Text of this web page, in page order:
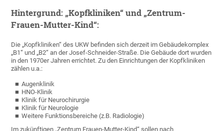
Hintergrund: „Kopfkliniken“ und „Zentrum-
Frauen-Mutter-Kind“:
Die „Kopfkliniken“ des UKW befinden sich derzeit im Gebäudekomplex
„B1“ und „B2“ an der Josef-Schneider-Straße. Die Gebäude dort wurden
in den 1970er Jahren errichtet. Zu den Einrichtungen der Kopfkliniken
zählen u.a.:
Augenklinik
HNO-Klinik
Klinik für Neurochirurgie
Klinik für Neurologie
Weitere Funktionsbereiche (z.B. Radiologie)
Im zukünftigen „Zentrum Frauen-Mutter-Kind“ sollen nach